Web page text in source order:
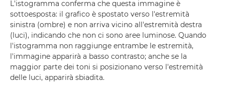
L'istogramma conferma che questa immagine è
sottoesposta: il grafico è spostato verso l'estremità
sinistra (ombre) e non arriva vicino all'estremità destra
(luci), indicando che non ci sono aree luminose. Quando
l'istogramma non raggiunge entrambe le estremità,
l'immagine apparirà a basso contrasto; anche se la
maggior parte dei toni si posizionano verso l'estremità
delle luci, apparirà sbiadita.